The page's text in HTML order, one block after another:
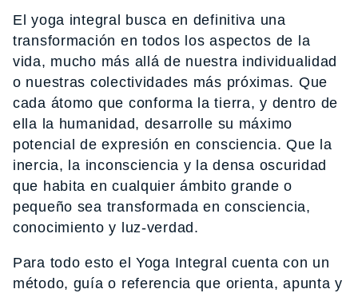
El yoga integral busca en definitiva una
transformación en todos los aspectos de la
vida, mucho más allá de nuestra individualidad
o nuestras colectividades más próximas. Que
cada átomo que conforma la tierra, y dentro de
ella la humanidad, desarrolle su máximo
potencial de expresión en consciencia. Que la
inercia, la inconsciencia y la densa oscuridad
que habita en cualquier ámbito grande o
pequeño sea transformada en consciencia,
conocimiento y luz-verdad.
Para todo esto el Yoga Integral cuenta con un
método, guía o referencia que orienta, apunta y